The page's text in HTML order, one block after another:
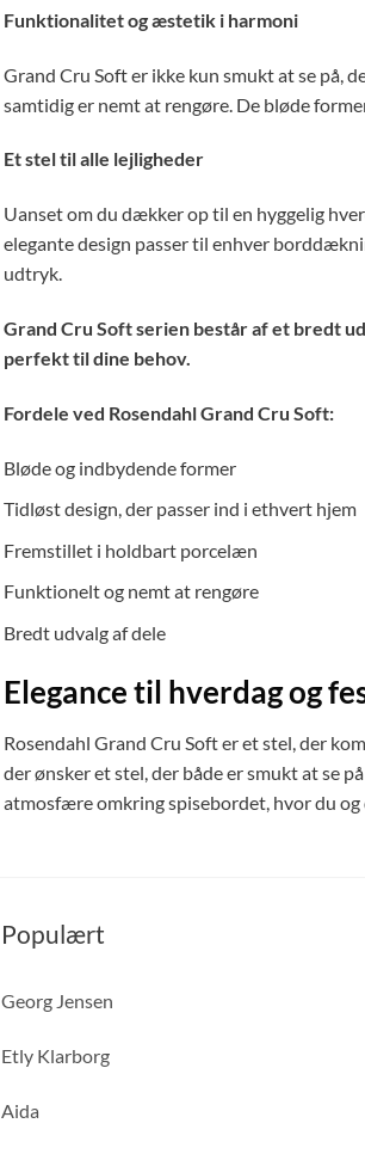
Funktionalitet og æstetik i harmoni
Grand Cru Soft er ikke kun smukt at se på,
samtidig er nemt at rengøre. De bløde
Et stel til alle lejligheder
Uanset om du dækker op til en hyggelig
elegante design passer til enhver
udtryk.
Grand Cru Soft serien består af et bredt
perfekt til dine behov.
Fordele ved Rosendahl Grand Cru Soft:
Bløde og indbydende former
Tidløst design, der passer ind i ethvert hjem
Fremstillet i holdbart porcelæn
Funktionelt og nemt at rengøre
Bredt udvalg af dele
Elegance til hverdag og
Rosendahl Grand Cru Soft er et stel, der
der ønsker et stel, der både er smukt at se
atmosfære omkring spisebordet, hvor du
Populært
Georg Jensen
Etly Klarborg
Aida